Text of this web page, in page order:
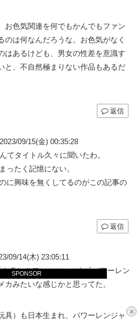
×
SPONSOR
お色気関連を何でもかんでもファン
のは何なんだろうな。お色気がなく
はあるけども、男女の性差を意識す
と、不自然極まりない作品もあるだ
返信
09/15(金) 00:35:28
てタイトル久々に聞いたわ。
ったく記憶にない。
に興味を無くしてるのがこの記事の
返信
09/14(木) 23:05:11
ランスフォーマー」や「パワーレン
カみたいな感じかと思ってた。
具）も日本生まれ、パワーレンジャ